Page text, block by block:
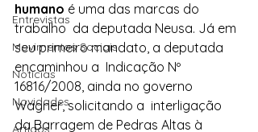
Entrevistas
Movimentos Sociais
Notícias
Novidades
Artigos
humano é uma das marcas do
trabalho  da deputada Neusa. Já em
seu primeiro mandato, a deputada
encaminhou a  Indicação Nº
16816/2008, ainda no governo
Wagner, solicitando a  interligação
da Barragem de Pedras Altas à